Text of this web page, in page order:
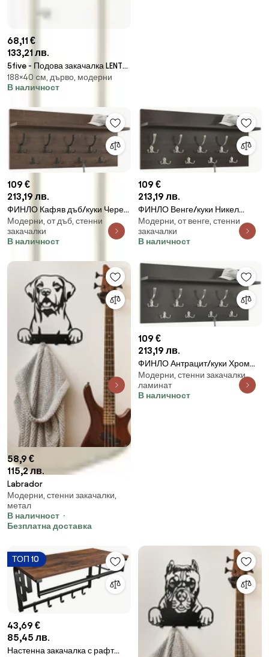
68,11 €
133,21 лв.
5five - Подова закачалка LENTY
188x40 cm, кремава
188×40 cм, дърво, модерни
В наличност
109 €
213,19 лв.
ФИНЛО Кафяв дъб/куки Черен
мат - МОДЕРНА СТЕННА
ЗАКАЧАЛКА С РАФТ ЗА АНТРЕ
90 и 70 см
Модерни, от дъб, стенни
закачалки
В наличност
109 €
213,19 лв.
ФИНЛО Венге/куки Никел
сатен - МОДЕРНА СТЕННА
ЗАКАЧАЛКА С РАФТ ЗА АНТРЕ
90 и 70 смPRZEDPOKOJU 90 i 70
Модерни, от венге, стенни
закачалки
В наличност
58,9 €
115,2 лв.
Labrador
Модерни, стенни закачалки,
метал
В наличност
Безплатна доставка
109 €
213,19 лв.
ФИНЛО Антрацит/куки Хром
гланц - МОДЕРНА СТЕННА
ЗАКАЧАЛКА С РАФТ ЗА АНТРЕ
90 и 70 см
Модерни, стенни закачалки,
ламинат
В наличност
ТОП 10
43,69 €
85,45 лв.
Настенна закачалка с рафт